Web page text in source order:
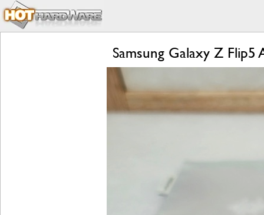
Samsung Galaxy Z Flip5